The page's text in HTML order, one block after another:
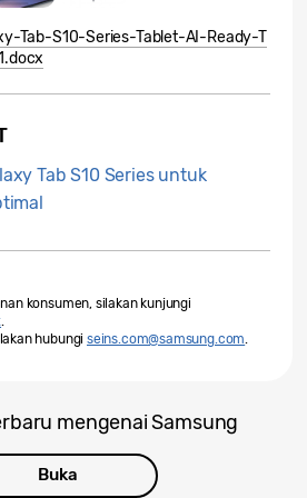
Tab-S10-Series-Tablet-AI-Ready-T
Tab S10 Series untuk
konsumen, silakan kunjungi
hubungi seins.com@samsung.com
mengenai Samsung
Buka